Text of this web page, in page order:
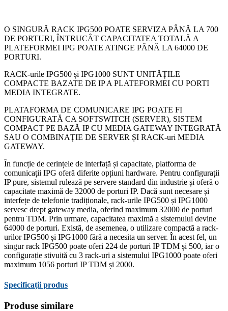
O SINGURĂ RACK IPG500 POATE SERVIZA PÂNĂ LA 700
DE PORTURI, ÎNTRUCÂT CAPACITATEA TOTALĂ A
PLATEFORMEI IPG POATE ATINGE PÂNĂ LA 64000 DE
PORTURI.
RACK-urile IPG500 și IPG1000 SUNT UNITĂȚILE
COMPACTE BAZATE DE IP A PLATEFORMEI CU PORTI
MEDIA INTEGRATE.
PLATAFORMA DE COMUNICARE IPG POATE FI
CONFIGURATĂ CA SOFTSWITCH (SERVER), SISTEM
COMPACT PE BAZĂ IP CU MEDIA GATEWAY INTEGRATĂ
SAU O COMBINAȚIE DE SERVER ȘI RACK-uri MEDIA
GATEWAY.
În funcție de cerințele de interfață și capacitate, platforma de
comunicații IPG oferă diferite opțiuni hardware. Pentru configurații
IP pure, sistemul rulează pe servere standard din industrie și oferă o
capacitate maximă de 32000 de porturi IP. Dacă sunt necesare și
interfețe de telefonie tradiționale, rack-urile IPG500 și IPG1000
servesc drept gateway media, oferind maximum 32000 de porturi
pentru TDM. Prin urmare, capacitatea maximă a sistemului devine
64000 de porturi. Există, de asemenea, o utilizare compactă a rack-
urilor IPG500 și IPG1000 fără a necesita un server. În acest fel, un
singur rack IPG500 poate oferi 224 de porturi IP TDM și 500, iar o
configurație stivuită cu 3 rack-uri a sistemului IPG1000 poate oferi
maximum 1056 porturi IP TDM și 2000.
Specificații produs
Produse similare